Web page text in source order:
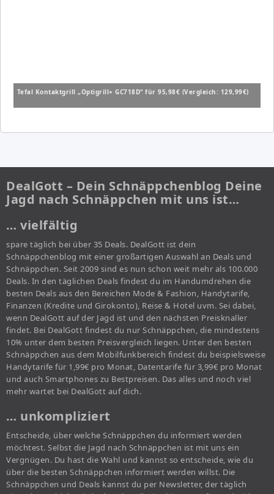
Tefal Kontaktgrill „Optigrill+ GC718D“ für 95,98€ (Vergleich: 129,99€)
DealGott – Dein Schnäppchenblog Deine
Jagd nach Schnäppchen mit uns ist…
… vielfältig
spare täglich bei über 35 Deals. DealGott ist dein
Schnäppchenblog mit einer großartigen Auswahl an Deals und
Schnäppchen. Seit 2009 sind es nun schon weit mehr als 100.000
Deals. In den täglichen Deals findest du im Handumdrehen die
besten Deals aus den Bereichen Mode & Fashion, Handytarife,
Finanzen (Kredite und Girokonto), Reise & Hotel uvm. Sei dabei,
wenn DealGott auf der Jagd ist und den nächsten Preisknaller
findet. Bei DealGott findest du nur Schnäppchen, die mindestens
10% unter dem besten Preisvergleich liegen. Unter den besten
Schnäppchen aus dem Mobilfunkbereich findest du beispielsweise
Handytarife für 1,99€ pro Monat, Datentarife für 3,99€ pro Monat
und auch Smartphones zu Bestpreisen. Das alles und noch viel
mehr wartet bei DealGott auf dich.
… unkompliziert
Entscheide, über welche Schnäppchen du informiert werden
möchtest. Selbst die Jagd nach Schnäppchen ist mit uns ein
Vergnügen. Du hast die Wahl und kannst so entscheide, wie du
über die besten Schnäppchen informiert werden willst. Die
Schnäppchen und Deals kannst du per Newsletter, der täglich